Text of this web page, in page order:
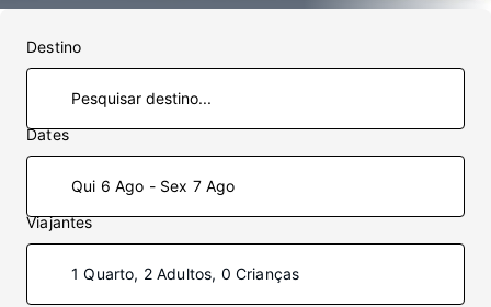
Destino
Dates
Qui 6 Ago - Sex 7 Ago
Viajantes
1 Quarto, 2 Adultos, 0 Crianças